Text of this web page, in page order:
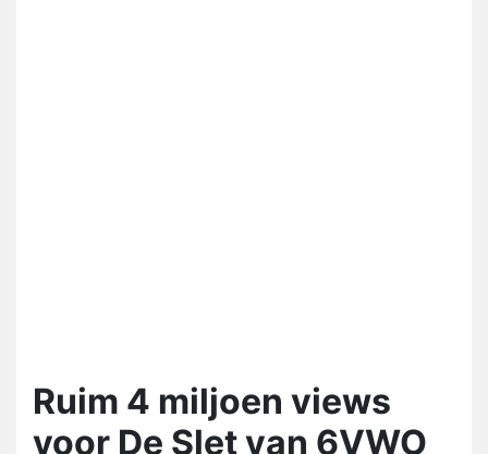
Ruim 4 miljoen views
voor De Slet van 6VWO